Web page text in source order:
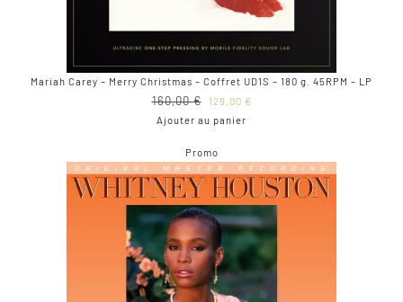
Mariah Carey – Merry Christmas – Coffret UD1S – 180 g. 45RPM – LP
160,00€
Le
prix
était :
160,00 €.
129,00 €Le
129,00 €.
Ajouter au panier
PromoProduit
en
promotion